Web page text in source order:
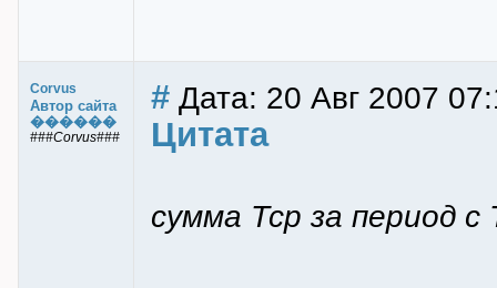
Corvus
Автор сайта
������
###Corvus###
# Дата: 20 Авг 2007
Цитата
сумма Тср за период